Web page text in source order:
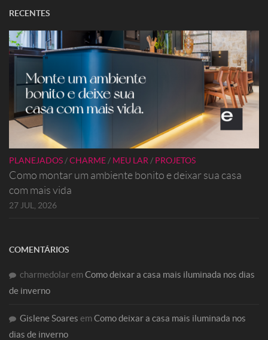
RECENTES
PLANEJADOS /CHARME / MEU LAR / PROJETOS
Como montar um ambiente bonito e deixar sua casa
com mais vida
27 JUL, 2026
COMENTÁRIOS
charmedolaremComo deixar a casa mais iluminada nos dias
de inverno
Gislene Soares emComo deixar a casa mais iluminada nos
dias de inverno